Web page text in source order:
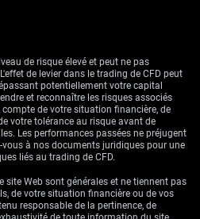
crise du « mini-budget » de
de marché sur le Royaume-Uni
Même si la cause est
la logique de vente des
Cela contraste avec
grande partie de 2025, porté
l’espoir d’une reprise
– Cliquezicipour créer votre vrai
de risque élevé et peut ne pas
de levier dans le trading de CFD peut
potentiellement votre capital
et reconnaître les risques associés
compte de votre situation financière, de
votre tolérance au risque avant de
Les performances passées ne préjugent
à nos documents juridiques pour une
liés au trading de CFD.
site Web sont générales et ne tiennent pas
de votre situation financière ou de vos
responsable de la pertinence, de